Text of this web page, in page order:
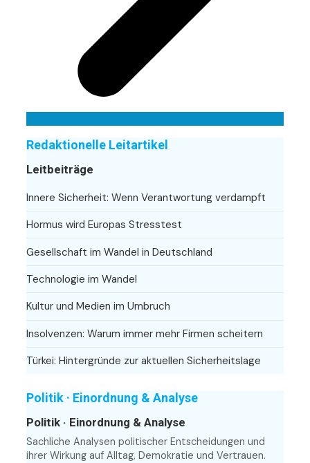
Redaktionelle Leitartikel
Leitbeiträge
Innere Sicherheit: Wenn Verantwortung verdampft
Hormus wird Europas Stresstest
Gesellschaft im Wandel in Deutschland
Technologie im Wandel
Kultur und Medien im Umbruch
Insolvenzen: Warum immer mehr Firmen scheitern
Türkei: Hintergründe zur aktuellen Sicherheitslage
Politik · Einordnung & Analyse
Politik · Einordnung & Analyse
Sachliche Analysen politischer Entscheidungen und
ihrer Wirkung auf Alltag, Demokratie und Vertrauen.